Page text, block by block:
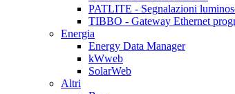
PATLITE - Segnalazioni
TIBBO - Gateway Ethernet
Energia
Energy Data Manager
kWweb
SolarWeb
Altri